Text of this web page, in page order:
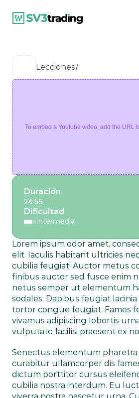
Lecciones/
To embed a Youtube video, add the URL
Duración
24:56
Dificultad
Intermedia
Lorem ipsum odor amet,
elit. Iaculis habitant ultricies
cubilia feugiat! Auctor metus
finibus auctor sed fusce enim
netus semper ut elementum
sodales. Dapibus feugiat
tortor congue feugiat. Fames
vivamus adipiscing lobortis
vulputate facilisi praesent ex
Senectus elementum
curabitur ullamcorper dis
dictum porttitor cursus
cubilia nostra interdum. Eu